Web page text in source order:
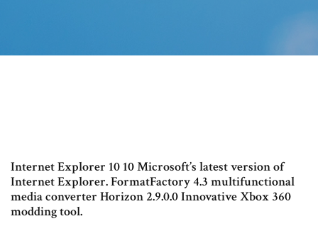
Internet Explorer 10 10 Microsoft’s latest version of
Internet Explorer. FormatFactory 4.3 multifunctional
media converter Horizon 2.9.0.0 Innovative Xbox 360
modding tool.